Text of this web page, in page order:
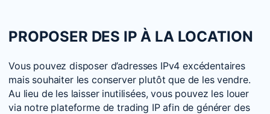
PROPOSER DES IP À LA LOCATION
Vous pouvez disposer d’adresses IPv4 excédentaires
mais souhaiter les conserver plutôt que de les vendre.
Au lieu de les laisser inutilisées, vous pouvez les louer
via notre plateforme de trading IP afin de générer des